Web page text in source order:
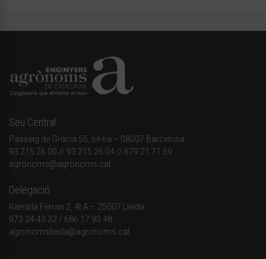
Seu Central
Passeig de Gràcia 55, 6è 6a – 08007 Barcelona
93 215 26 00 // 93 215 26 04 // 679 21 71 59
agronoms@agronoms.cat
Delegació
Rambla Ferran 2, 4t A – 25007 Lleida
973 24 43 32 / 686 17 90 48
agronomslleida@agronoms.cat